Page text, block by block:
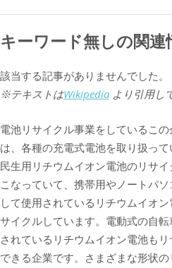
キーワード無しの関連
該当する記事がありませんでした。
※テキストはWikipedia より引用し
電池リサイクル事業をしているこ
は、各種の充電式電池を取り扱って
民生用リチウムイオン電池のリサイ
こなっていて、携帯用やノートパソ
して使用されているリチウムイオン
サイクルしています。電動式の自転
されているリチウムイオン電池も
できる企業です。さまざまな形状の